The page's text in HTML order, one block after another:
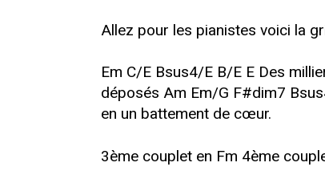
Allez pour les pianistes voici la
Em C/E Bsus4/E B/E E Des
déposés Am Em/G F#dim7
en un battement de cœur.
3ème couplet en Fm 4ème